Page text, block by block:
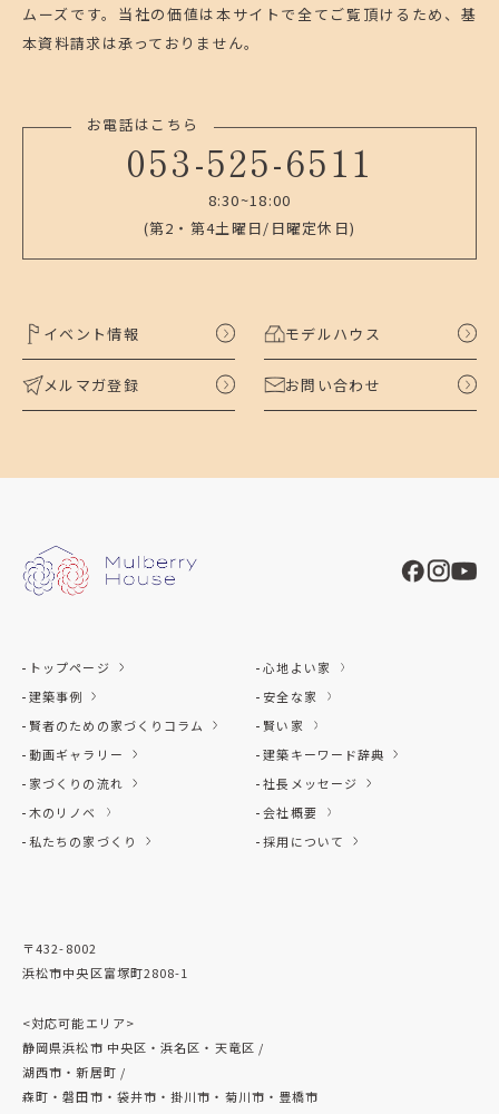
ムーズです。 当社の価値は本サイトで全てご覧頂けるため、基
本資料請求は承っておりません。
お電話はこちら
053-525-6511
8:30~18:00
(第2・第4土曜日/日曜定休日)
イベント情報 モデルハウス
メルマガ登録 お問い合わせ
トップページ
建築事例
賢者のための家づくりコラム
動画ギャラリー
家づくりの流れ
木のリノベ
私たちの家づくり
心地よい家
安全な家
賢い家
建築キーワード辞典
社長メッセージ
会社概要
採用について
〒432-8002
浜松市中央区富塚町2808-1
<対応可能エリア>
静岡県浜松市 中央区・浜名区・天竜区 /
湖西市・新居町 /
森町・磐田市・袋井市・掛川市・菊川市・豊橋市